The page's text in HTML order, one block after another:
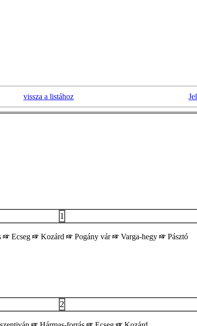
vissza a listához
1
Ecseg Kozárd Pogány vár Varga-hegy
Pásztó
2